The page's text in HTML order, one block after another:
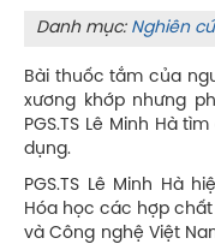
Danh mục: Nghiên
Bài thuốc tắm của
xương khớp nhưng
PGS.TS Lê Minh Hà
dụng.
PGS.TS Lê Minh Hà
Hóa học các hợp chất
và Công nghệ Việt